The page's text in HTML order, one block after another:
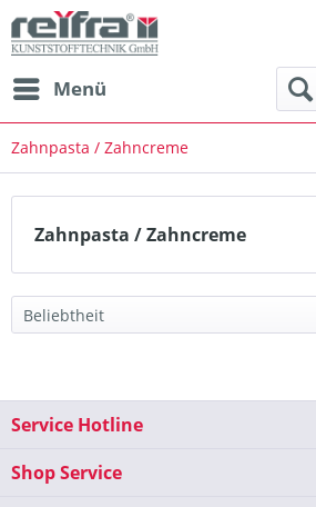
Menü
Zahnpasta / Zahncreme
Zahnpasta / Zahncreme
Service Hotline
Shop Service